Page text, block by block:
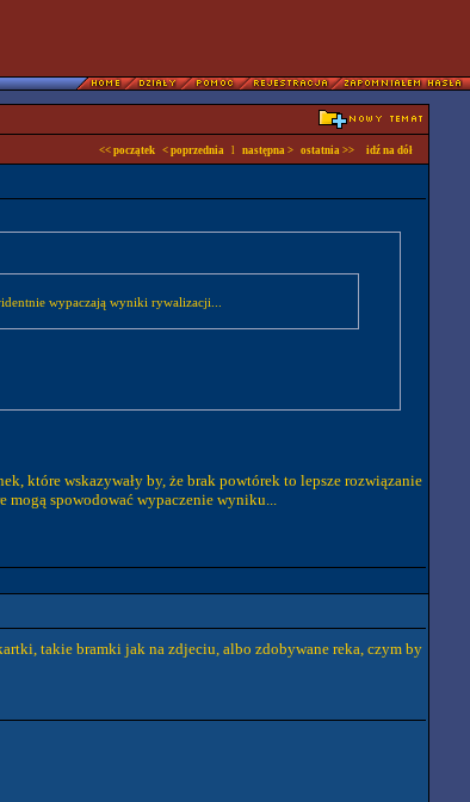
<< początek < poprzednia l następna > ostatnia >> idź na dół
wypaczają wyniki rywalizacji...
które wskazywały by, że brak powtórek to lepsze rozwiązanie
mogą spowodować wypaczenie wyniku...
takie bramki jak na zdjeciu, albo zdobywane reka, czym by